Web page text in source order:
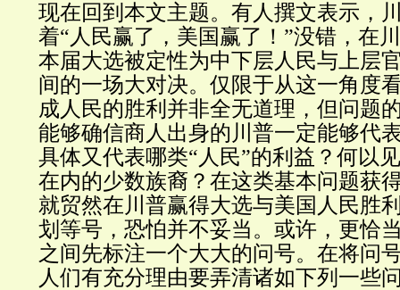
现在回到本文主题。有人撰文表示，
着“人民赢了，美国赢了！ ”没错，在
本届大选被定性为中下层人民与上层
间的一场大对决。仅限于从这一角度
成人民的胜利并非全无道理，但问题
能够确信商人出身的川普一定能够代
具体又代表哪类“人民”的利益？何以
在内的少数族裔？在这类基本问题获
就贸然在川普赢得大选与美国人民胜
划等号，恐怕并不妥当。或许，更恰
之间先标注一个大大的问号。在将问
人们有充分理由要弄清诸如下列一些